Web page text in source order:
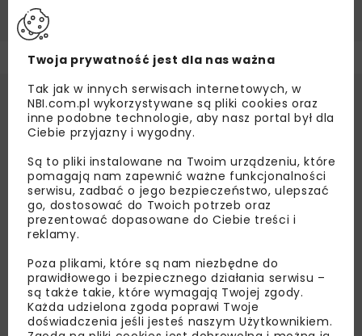
Twoja prywatność jest dla nas ważna
Tak jak w innych serwisach internetowych, w
NBI.com.pl wykorzystywane są pliki cookies oraz
inne podobne technologie, aby nasz portal był dla
Ciebie przyjazny i wygodny.
Są to pliki instalowane na Twoim urządzeniu, które
pomagają nam zapewnić ważne funkcjonalności
serwisu, zadbać o jego bezpieczeństwo, ulepszać
go, dostosować do Twoich potrzeb oraz
prezentować dopasowane do Ciebie treści i
reklamy.
Poza plikami, które są nam niezbędne do
prawidłowego i bezpiecznego działania serwisu –
są także takie, które wymagają Twojej zgody.
Każda udzielona zgoda poprawi Twoje
doświadczenia jeśli jesteś naszym Użytkownikiem.